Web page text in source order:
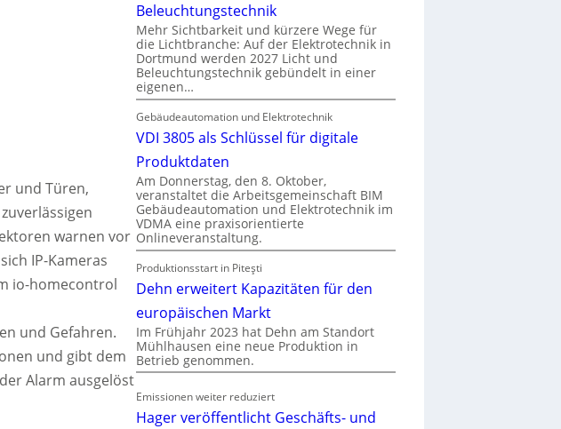
und Türen,
warnen vor
IP-Kameras
io-homecontrol
und Gefahren.
und gibt dem
Alarm ausgelöst
Beleuchtungstechnik
Mehr Sichtbarkeit und kürzere Wege für
die Lichtbranche: Auf der Elektrotechnik in
Dortmund werden 2027 Licht und
Beleuchtungstechnik gebündelt in einer
eigenen…
Gebäudeautomation und Elektrotechnik
VDI 3805 als Schlüssel für digitale
Produktdaten
Am Donnerstag, den 8. Oktober,
veranstaltet die Arbeitsgemeinschaft BIM
Gebäudeautomation und Elektrotechnik im
VDMA eine praxisorientierte
Onlineveranstaltung.
Produktionsstart in Piteşti
Dehn erweitert Kapazitäten für den
europäischen Markt
Im Frühjahr 2023 hat Dehn am Standort
Mühlhausen eine neue Produktion in
Betrieb genommen.
Emissionen weiter reduziert
Hager veröffentlicht Geschäfts- und